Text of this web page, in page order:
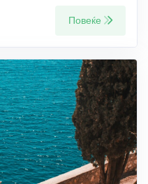
Повеќе